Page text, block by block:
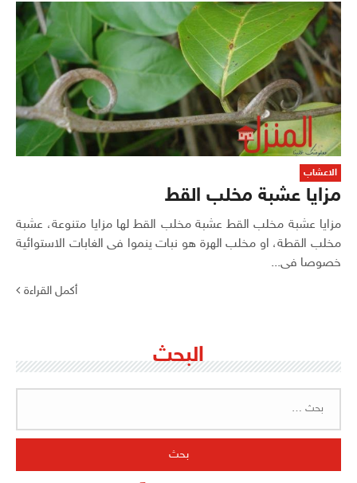
الاعشاب
مزايا عشبة مخلب القط
مزايا عشبة مخلب القط عشبة مخلب القط لها مزايا متنوعة، عشبة
مخلب القطة، او مخلب الهرة هو نبات ينموا فى الغابات الاستوائية
خصوصا فى...
أكمل القراءة
البحث